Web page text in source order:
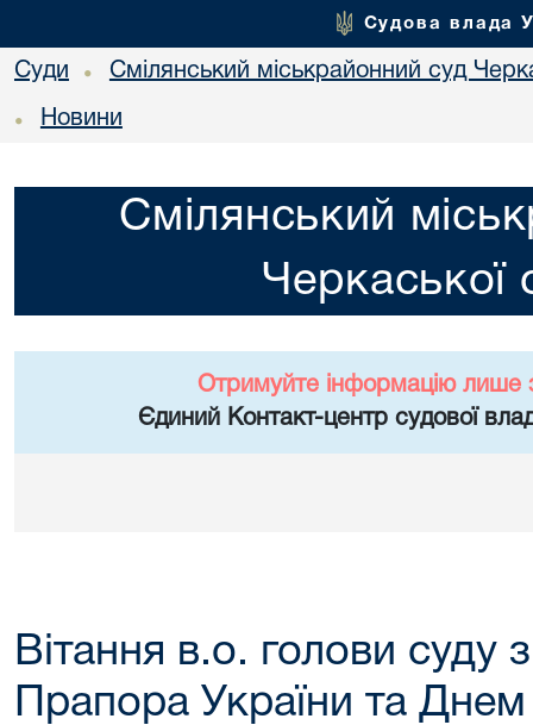
Судова влада
Суди • Смілянський міськрайонний суд
• Новини
Смілянський
Черкаської
Отримуйте інформацію лише
Єдиний Контакт-центр судової
Вітання в.о. голови
Прапора України та